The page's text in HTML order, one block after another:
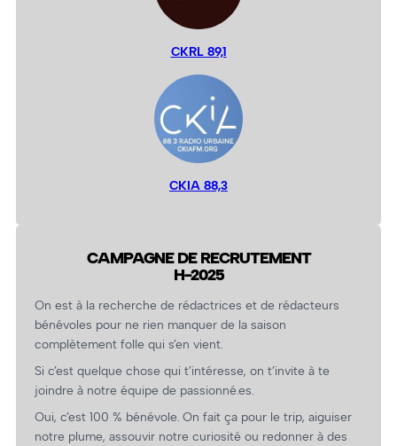
CKRL 89,1
CKIA 88,3
CAMPAGNE DE RECRUTEMENT
H-2025
On est à la recherche de rédactrices et de rédacteurs
bénévoles pour ne rien manquer de la saison
complètement folle qui s’en vient.
Si c’est quelque chose qui t’intéresse, on t’invite à te
joindre à notre équipe de passionné.es.
Oui, c’est 100 % bénévole. On fait ça pour le trip, aiguiser
notre plume, assouvir notre curiosité ou redonner à des